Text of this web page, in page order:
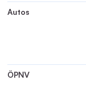
Autos
ÖPNV